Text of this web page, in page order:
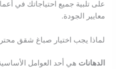
على تلبية جميع احتياجاتك في
معايير الجودة.
لماذا يجب اختيار صباغ شقق
الدهانات هي أحد العوامل